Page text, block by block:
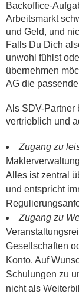
Backoffice-
Arbeitsmarkt
und Geld, und
Falls Du Dich
unwohl fühlst
übernehmen
AG die
Als SDV-Partner
vertrieblich und
Zugang zu
Alles ist zentral
und entspricht
Zugang zu
Gesellschaften
Konto. Auf
Schulungen zu
nicht als